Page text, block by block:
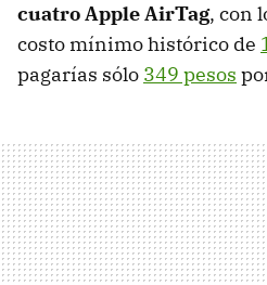
cuatro Apple AirTag, con
costo mínimo histórico de
pagarías sólo 349 pesos